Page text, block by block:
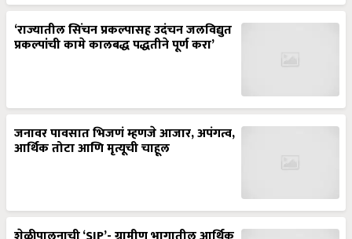
‘राज्यातील सिंचन प्रकल्पासह उदंचन जलविद्युत
प्रकल्पांची कामे कालबद्ध पद्धतीने पूर्ण करा’
जनावर पावसात भिजणं म्हणजे आजार, अपंगत्व,
आर्थिक तोटा आणि मृत्यूची चाहूल